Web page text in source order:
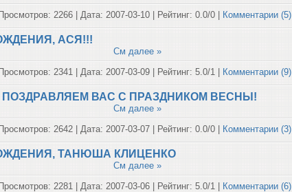
2266 | Дата: 2007-03-10 | Рейтинг: 0.0/0 | Комментарии (5)
АСЯ!!!
См далее »
2341 | Дата: 2007-03-09 | Рейтинг: 5.0/1 | Комментарии (9)
ВАС С ПРАЗДНИКОМ ВЕСНЫ!
См далее »
2642 | Дата: 2007-03-07 | Рейтинг: 0.0/0 | Комментарии (3)
ТАНЮША КЛИЦЕНКО
См далее »
2281 | Дата: 2007-03-06 | Рейтинг: 5.0/1 | Комментарии (6)